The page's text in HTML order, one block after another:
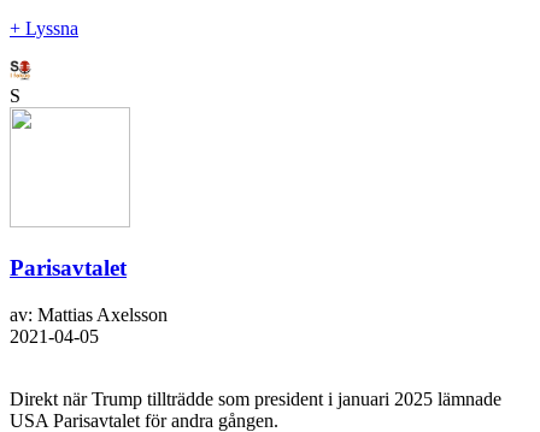
+ Lyssna
S
Parisavtalet
av: Mattias Axelsson
2021-04-05
Direkt när Trump tillträdde som president i januari 2025 lämnade
USA Parisavtalet för andra gången.